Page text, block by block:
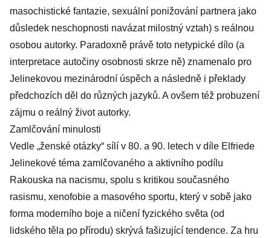
masochistické fantazie, sexuální ponižování partnera jako
důsledek neschopnosti navázat milostný vztah) s reálnou
osobou autorky. Paradoxně právě toto netypické dílo (a
interpretace autočiny osobnosti skrze ně) znamenalo pro
Jelinekovou mezinárodní úspěch a následně i překlady
předchozích děl do různých jazyků. A ovšem též probuzení
zájmu o reálný život autorky.
Zamlčování minulosti
Vedle „ženské otázky“ sílí v 80. a 90. letech v díle Elfriede
Jelinekové téma zamlčovaného a aktivního podílu
Rakouska na nacismu, spolu s kritikou současného
rasismu, xenofobie a masového sportu, který v sobě jako
forma moderního boje a ničení fyzického světa (od
lidského těla po přírodu) skrývá fašizující tendence. Za hru